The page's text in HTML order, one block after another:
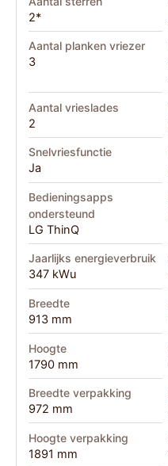
2*
Aantal planken vriezer
3
Aantal vrieslades
2
Snelvriesfunctie
Ja
Bedieningsapps
ondersteund
LG ThinQ
Jaarlijks energieverbruik
347 kWu
Breedte
913 mm
Hoogte
1790 mm
Breedte verpakking
972 mm
Hoogte verpakking
1891 mm